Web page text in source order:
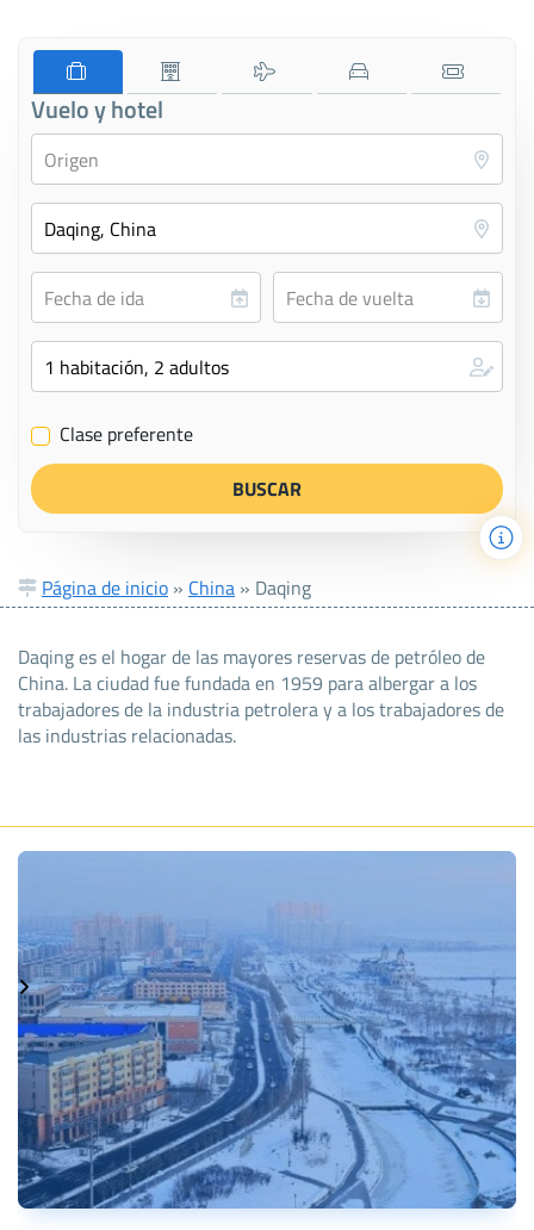
Vuelo y hotel
✔ Clase preferente
Página de inicio » China » Daqing
Daqing es el hogar de las mayores reservas de petróleo de
China. La ciudad fue fundada en 1959 para albergar a los
trabajadores de la industria petrolera y a los trabajadores de
las industrias relacionadas.